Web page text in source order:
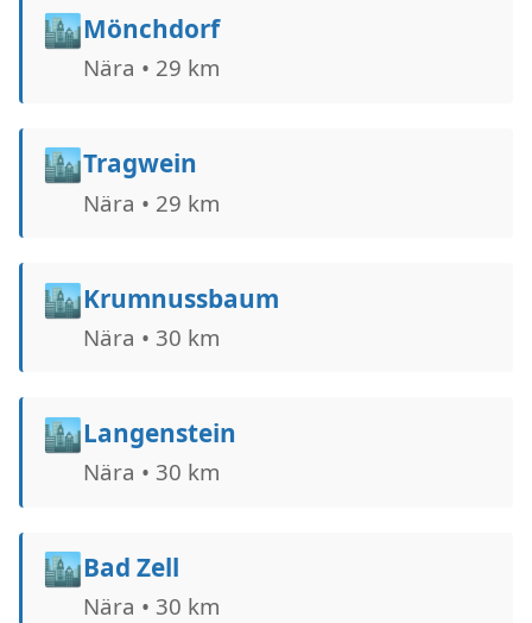
🏙️Mönchdorf
Nära • 29 km
🏙️Tragwein
Nära • 29 km
🏙️Krumnussbaum
Nära • 30 km
🏙️Langenstein
Nära • 30 km
🏙️Bad Zell
Nära • 30 km